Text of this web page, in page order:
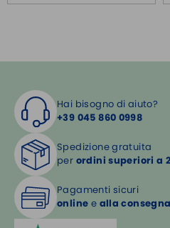
Hai bisogno di aiuto?
+39 045 860 0998
Spedizione gratuita
per ordini superiori a
Pagamenti sicuri
online e alla consegna